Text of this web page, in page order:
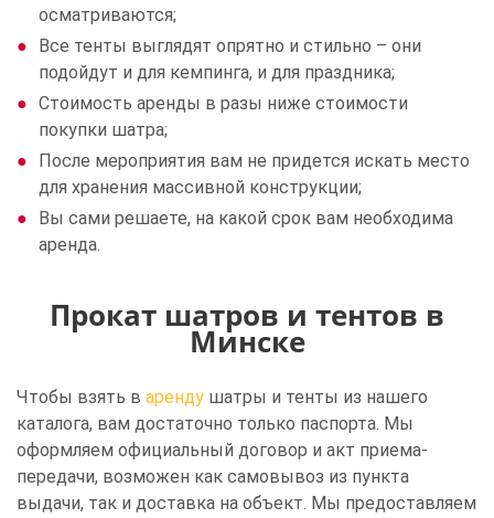
осматриваются;
Все тенты выглядят опрятно и стильно – они
подойдут и для кемпинга, и для праздника;
Стоимость аренды в разы ниже стоимости
покупки шатра;
После мероприятия вам не придется искать место
для хранения массивной конструкции;
Вы сами решаете, на какой срок вам необходима
аренда.
Прокат шатров и тентов в
Минске
Чтобы взять в аренду шатры и тенты из нашего
каталога, вам достаточно только паспорта. Мы
оформляем официальный договор и акт приема-
передачи, возможен как самовывоз из пункта
выдачи, так и доставка на объект. Мы предоставляем